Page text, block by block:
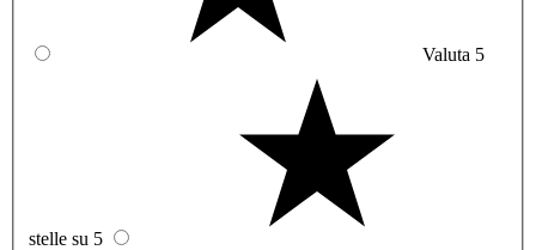
Valuta 5
stelle su 5